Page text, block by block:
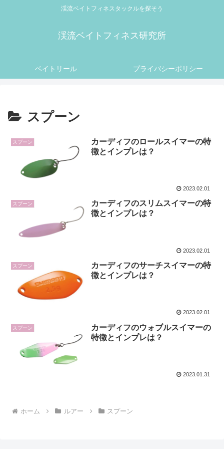
渓流ベイトフィネスタックルを探そう
渓流ベイトフィネス研究所
ベイトリール プライバシーポリシー
スプーン
スプーン
カーディフのロールスイマーの特
徴とインプレは？
2023.02.01
スプーン
カーディフのスリムスイマーの特
徴とインプレは？
2023.02.01
スプーン
カーディフのサーチスイマーの特
徴とインプレは？
2023.02.01
スプーン
カーディフのウォブルスイマーの
特徴とインプレは？
2023.01.31
ホーム ルアー スプーン